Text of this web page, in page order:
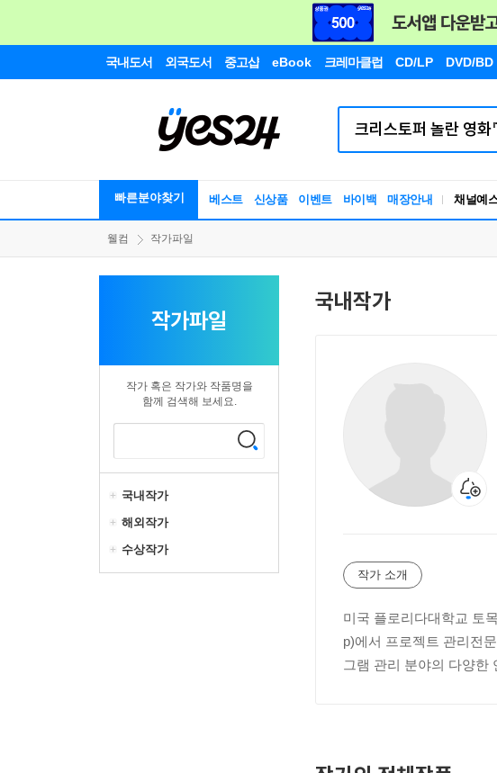
국내도서 외국도서 중고샵 eBook 크레마클럽 CD/LP DVD/BD
빠른분야찾기 베스트 신상품 이벤트 바이백 매장안내 채널예
웰컴 작가파일
작가파일
작가 혹은 작가와 작품명을
함께 검색해 보세요.
국내작가
해외작가
수상작가
국내작가
작가 소개
미국 플로리다대학교 토
p)에서 프로젝트 관리전
그램 관리 분야의 다양한